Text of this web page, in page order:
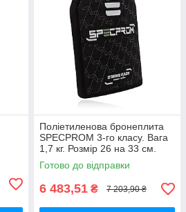
Поліетиленова бронеплита
SPECPROM 3-го класу. Вага
1,7 кг. Розмір 26 на 33 см.
Чорна
Готово до відправки
6 483,51 ₴ 7 203,90 ₴